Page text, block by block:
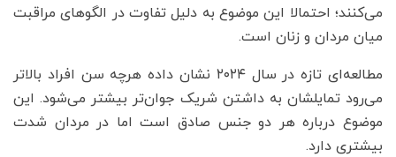
می‌کنند؛ احتمالا این موضوع به دلیل تفاوت در الگوهای مراقبت
میان مردان و زنان است.
مطالعه‌ای تازه در سال ۲۰۲۴ نشان داده هرچه سن افراد بالاتر
می‌رود تمایلشان به داشتن شریک جوان‌تر بیشتر می‌شود. این
موضوع درباره هر دو جنس صادق است اما در مردان شدت
بیشتری دارد.